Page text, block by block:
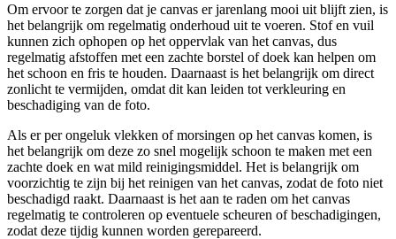
Om ervoor te zorgen dat je canvas er jarenlang mooi uit blijft zien, is
het belangrijk om regelmatig onderhoud uit te voeren. Stof en vuil
kunnen zich ophopen op het oppervlak van het canvas, dus
regelmatig afstoffen met een zachte borstel of doek kan helpen om
het schoon en fris te houden. Daarnaast is het belangrijk om direct
zonlicht te vermijden, omdat dit kan leiden tot verkleuring en
beschadiging van de foto.
Als er per ongeluk vlekken of morsingen op het canvas komen, is
het belangrijk om deze zo snel mogelijk schoon te maken met een
zachte doek en wat mild reinigingsmiddel. Het is belangrijk om
voorzichtig te zijn bij het reinigen van het canvas, zodat de foto niet
beschadigd raakt. Daarnaast is het aan te raden om het canvas
regelmatig te controleren op eventuele scheuren of beschadigingen,
zodat deze tijdig kunnen worden gerepareerd.